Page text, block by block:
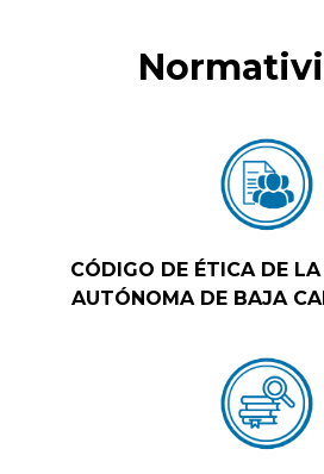
CÓDIGO DE ÉTICA DE
AUTÓNOMA DE BAJA